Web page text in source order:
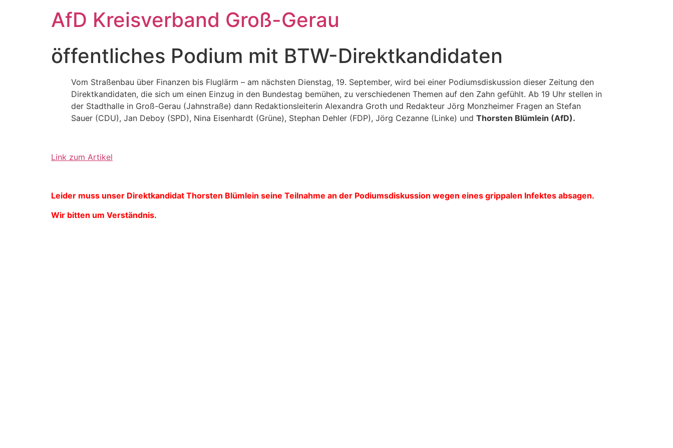
AfD Kreisverband Groß-Gerau
öffentliches Podium mit BTW-Direktkandidaten
Vom Straßenbau über Finanzen bis Fluglärm – am nächsten Dienstag, 19. September, wird bei einer Podiumsdiskussion dieser Zeitung den
Direktkandidaten, die sich um einen Einzug in den Bundestag bemühen, zu verschiedenen Themen auf den Zahn gefühlt. Ab 19 Uhr stellen in
der Stadthalle in Groß-Gerau (Jahnstraße) dann Redaktionsleiterin Alexandra Groth und Redakteur Jörg Monzheimer Fragen an Stefan
Sauer (CDU), Jan Deboy (SPD), Nina Eisenhardt (Grüne), Stephan Dehler (FDP), Jörg Cezanne (Linke) und Thorsten Blümlein (AfD).
Link zum Artikel
Leider muss unser Direktkandidat Thorsten Blümlein seine Teilnahme an der Podiumsdiskussion wegen eines grippalen Infektes absagen.
Wir bitten um Verständnis.